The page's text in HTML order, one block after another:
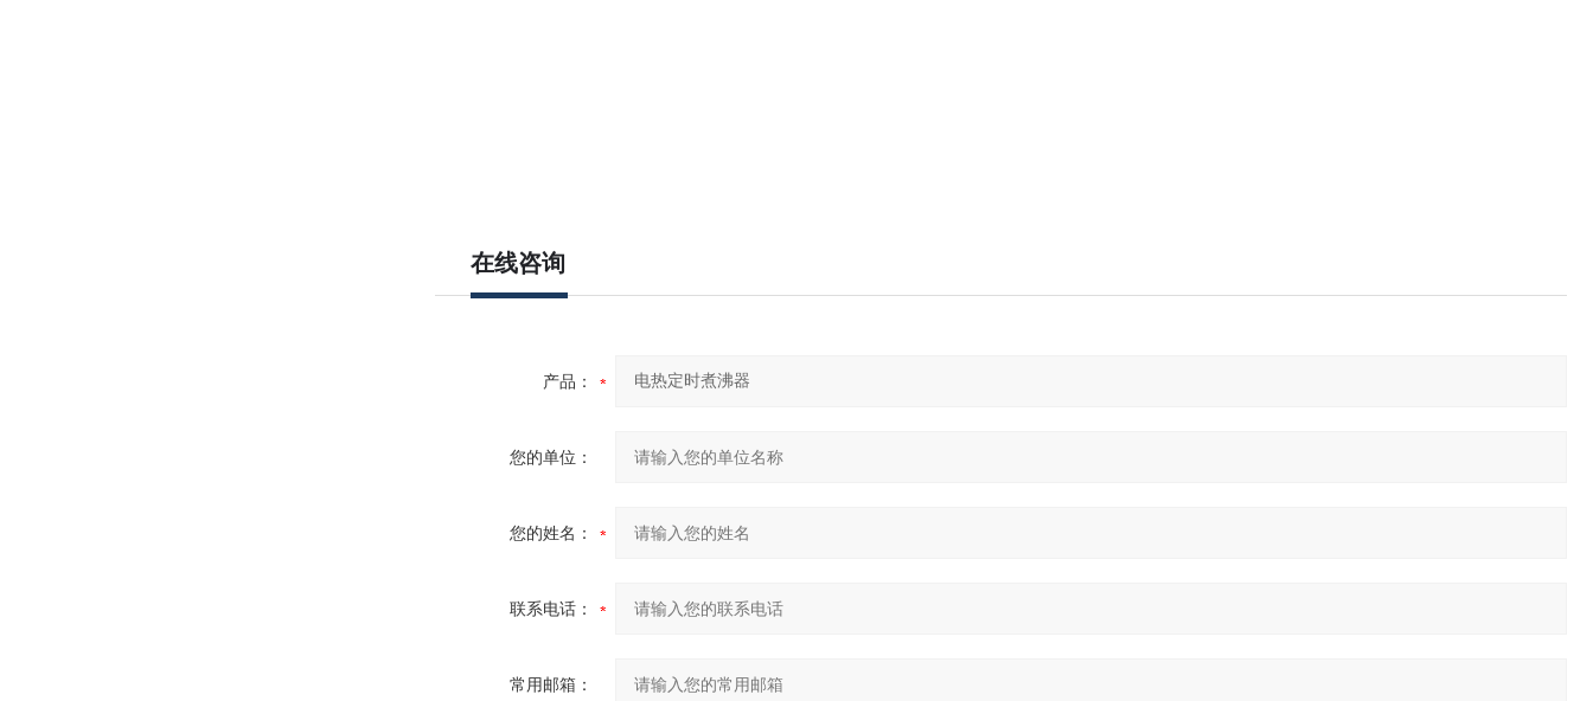
在线咨询
产品：
您的单位：
您的姓名：
联系电话：
常用邮箱：